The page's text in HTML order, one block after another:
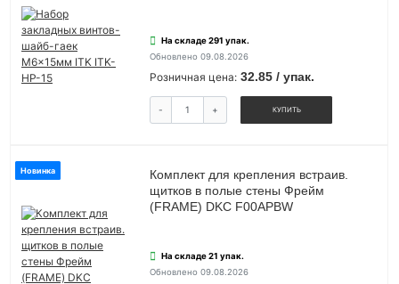
На складе 291 упак.
Обновлено 09.08.2026
Розничная цена: 32.85 / упак.
- + КУПИТЬ
Новинка
Комплект для крепления встраив.
щитков в полые стены Фрейм
(FRAME) DKC F00APBW
На складе 21 упак.
Обновлено 09.08.2026